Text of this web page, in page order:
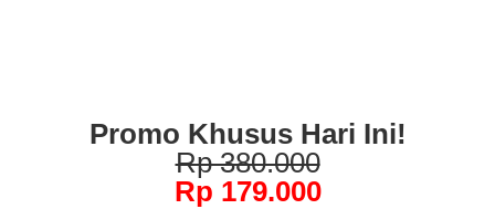
Promo Khusus Hari Ini!
Rp 380.000
Rp 179.000